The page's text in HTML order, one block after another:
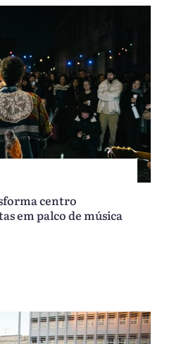
centro
em palco de música